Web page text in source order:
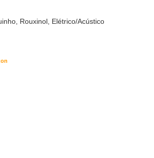
Rouxinol, Elétrico/Acústico